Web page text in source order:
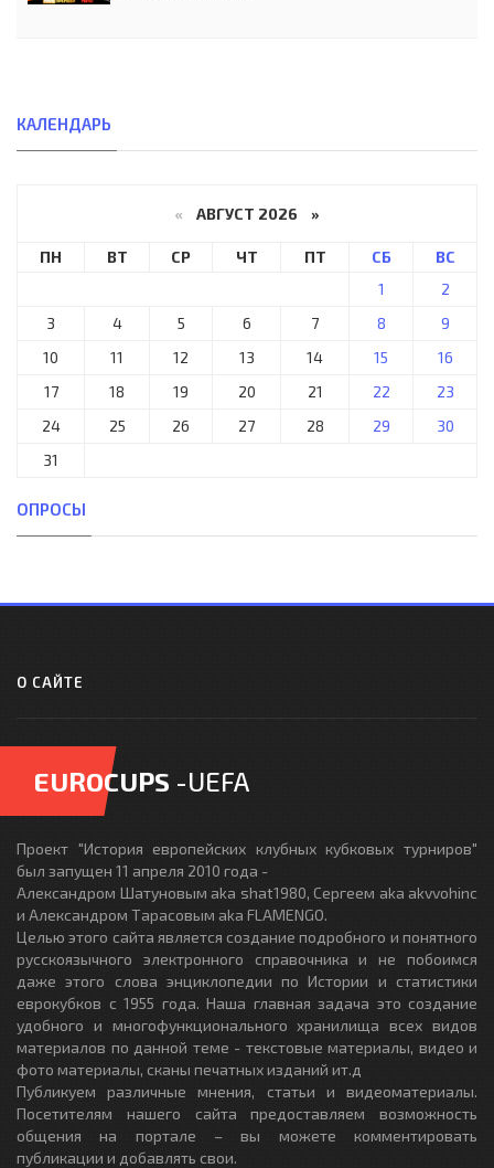
КАЛЕНДАРЬ
« АВГУСТ 2026 »
ПН ВТ СР ЧТ ПТ СБ
ВС
1
2
3
4 5 6 7 8
9
10
11 12 13 14 15
16
17
18 19 20 21 22
23
24
25 26 27 28 29
30
31
ОПРОСЫ
О САЙТЕ
EUROCUPS -UEFA
Проект "История европейских клубных кубковых турниров"
был запущен 11 апреля 2010 года -
Александром Шатуновым aka shat1980, Сергеем aka akvvohinc
и Александром Тарасовым aka FLAMENGO.
Целью этого сайта является создание подробного и понятного
русскоязычного электронного справочника и не побоимся
даже этого слова энциклопедии по Истории и статистики
еврокубков с 1955 года. Наша главная задача это создание
удобного и многофункционального хранилища всех видов
материалов по данной теме - текстовые материалы, видео и
фото материалы, сканы печатных изданий ит.д
Публикуем различные мнения, статьи и видеоматериалы.
Посетителям нашего сайта предоставляем возможность
общения на портале – вы можете комментировать
публикации и добавлять свои.